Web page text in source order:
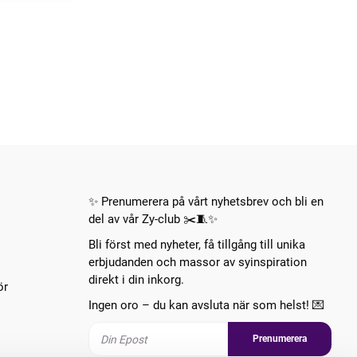
✨ Prenumerera på vårt nyhetsbrev och bli en
del av vår Zy-club ✂️🧵✨
Bli först med nyheter, få tillgång till unika
erbjudanden och massor av syinspiration
direkt i din inkorg.
Ingen oro – du kan avsluta när som helst! 💌
Prenumerera